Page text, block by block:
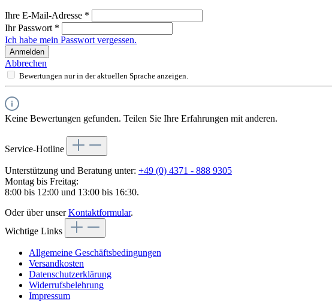
Ihre E-Mail-Adresse *
Ihr Passwort *
Ich habe mein Passwort vergessen.
Anmelden
Abbrechen
Bewertungen nur in der aktuellen Sprache anzeigen.
Keine Bewertungen gefunden. Teilen Sie Ihre Erfahrungen mit anderen.
Service-Hotline
Unterstützung und Beratung unter: +49 (0) 4371 - 888 9305
Montag bis Freitag:
8:00 bis 12:00 und 13:00 bis 16:30.
Oder über unserKontaktformular.
Wichtige Links
Allgemeine Geschäftsbedingungen
Versandkosten
Datenschutzerklärung
Widerrufsbelehrung
Impressum